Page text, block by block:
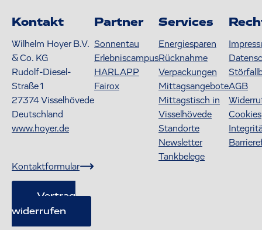
Kontakt
Wilhelm Hoyer B.V.
& Co. KG
Rudolf-Diesel-
Straße 1
27374Visselhövede
Deutschland
www.hoyer.de
Kontaktformular
Vertrag
widerrufen
Partner
Sonnentau
Erlebniscampus
HARLAPP
Fairox
Services
Energiesparen
Rücknahme
Verpackungen
Mittagsangebote
Mittagstisch in
Visselhövede
Standorte
Newsletter
Tankbelege
AGB
Cookies